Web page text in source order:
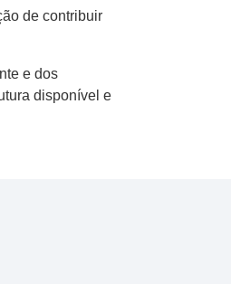
de contribuir
e dos
disponível e